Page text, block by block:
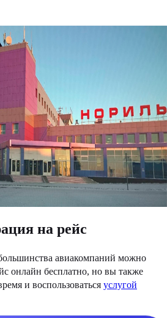
на рейс
авиакомпаний можно
онлайн бесплатно, но вы также
и воспользоваться услугой